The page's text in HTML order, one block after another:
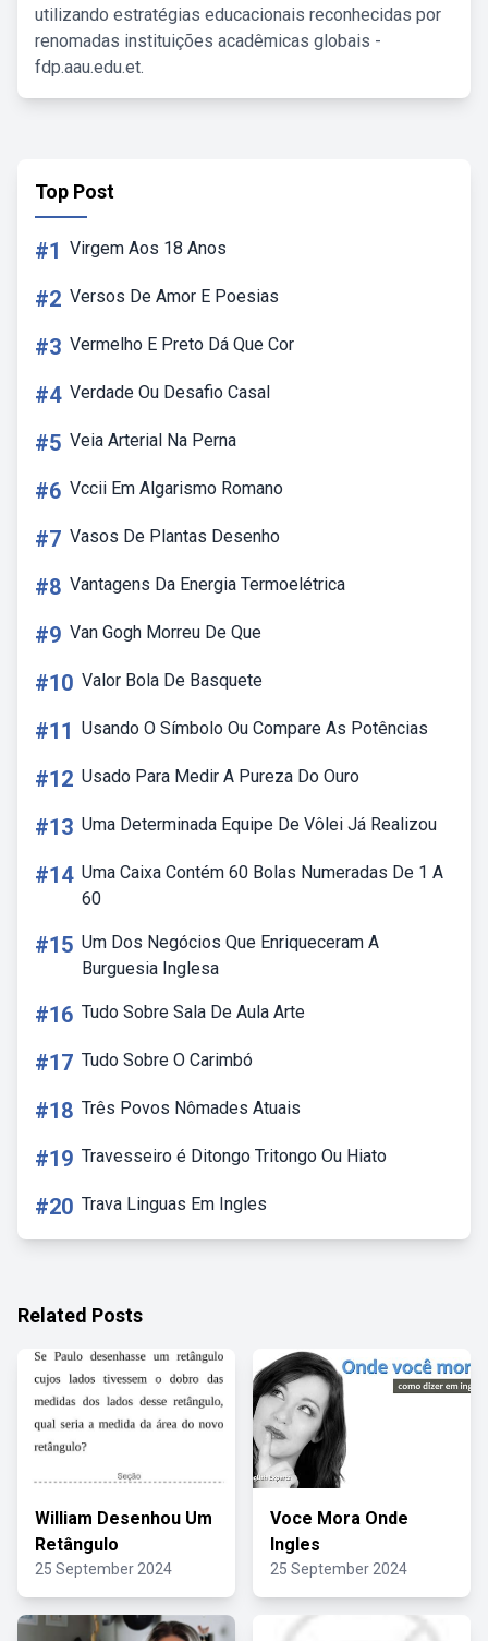
utilizando estratégias educacionais reconhecidas por
renomadas instituições acadêmicas globais -
fdp.aau.edu.et.
Top Post
#1 Virgem Aos 18 Anos
#2 Versos De Amor E Poesias
#3 Vermelho E Preto Dá Que Cor
#4 Verdade Ou Desafio Casal
#5 Veia Arterial Na Perna
#6 Vccii Em Algarismo Romano
#7 Vasos De Plantas Desenho
#8 Vantagens Da Energia Termoelétrica
#9 Van Gogh Morreu De Que
#10 Valor Bola De Basquete
#11 Usando O Símbolo Ou Compare As Potências
#12 Usado Para Medir A Pureza Do Ouro
#13 Uma Determinada Equipe De Vôlei Já Realizou
#14 Uma Caixa Contém 60 Bolas Numeradas De 1 A
60
#15 Um Dos Negócios Que Enriqueceram A
Burguesia Inglesa
#16 Tudo Sobre Sala De Aula Arte
#17 Tudo Sobre O Carimbó
#18 Três Povos Nômades Atuais
#19 Travesseiro é Ditongo Tritongo Ou Hiato
#20 Trava Linguas Em Ingles
Related Posts
William Desenhou Um
Retângulo
25 September 2024
Voce Mora Onde
Ingles
25 September 2024